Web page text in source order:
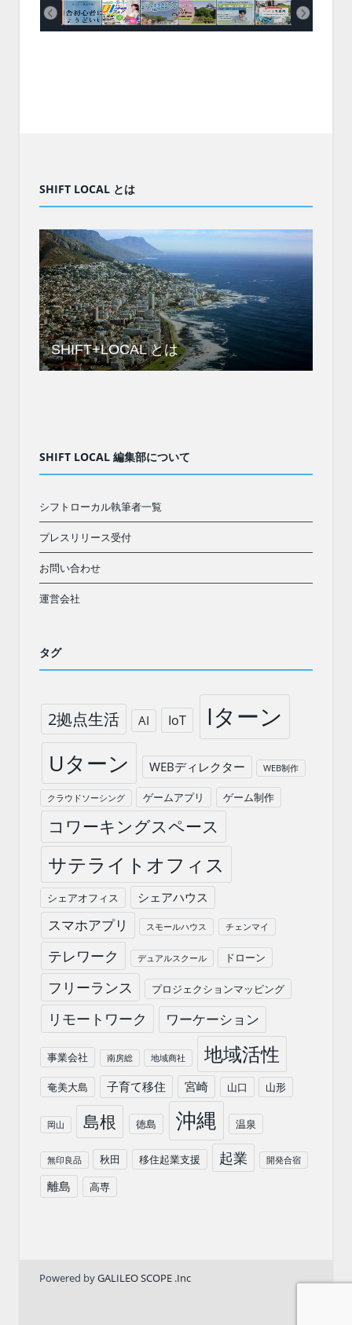
SHIFT LOCAL とは
SHIFT+LOCAL とは
SHIFT LOCAL 編集部について
シフトローカル執筆者一覧
プレスリリース受付
お問い合わせ
運営会社
タグ
2拠点生活 AI IoT Iターン
Uターン WEBディレクター WEB制作
クラウドソーシング ゲームアプリ ゲーム制作
コワーキングスペース
サテライトオフィス
シェアオフィス シェアハウス
スマホアプリ スモールハウス チェンマイ
テレワーク デュアルスクール ドローン
フリーランス プロジェクションマッピング
リモートワーク ワーケーション
事業会社 南房総 地域商社 地域活性
奄美大島 子育て移住 宮崎 山口 山形
岡山 島根 徳島 沖縄 温泉
無印良品 秋田 移住起業支援 起業 開発合宿
離島 高専
Powered byGALILEO SCOPE .Inc